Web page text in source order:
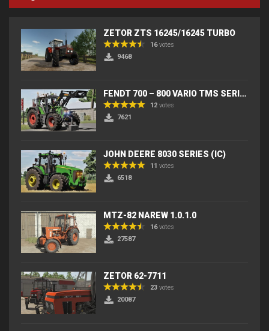
ZETOR ZTS 16245/16245 TURBO
16votes
9468
FENDT 700 – 800 VARIO TMS SERIES (IC) V2
12 votes
7621
JOHN DEERE 8030 SERIES (IC)
11 votes
6518
MTZ-82 NAREW 1.0.1.0
16votes
27587
ZETOR 62-7711
23 votes
20087